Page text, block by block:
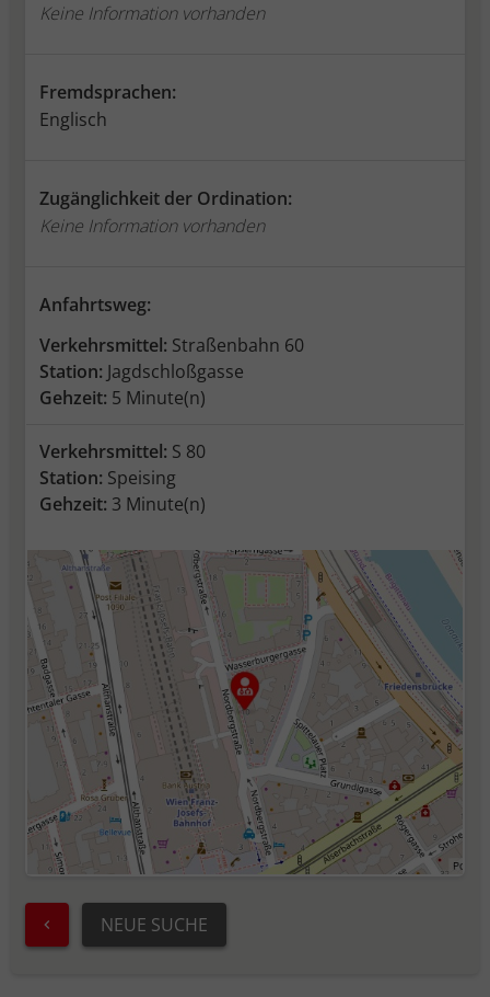
Keine Information vorhanden
Fremdsprachen:
Englisch
Zugänglichkeit der Ordination:
Keine Information vorhanden
Anfahrtsweg:
Verkehrsmittel: Straßenbahn 60
Station: Jagdschloßgasse
Gehzeit: 5 Minute(n)
Verkehrsmittel: S 80
Station: Speising
Gehzeit: 3 Minute(n)
NEUE SUCHE